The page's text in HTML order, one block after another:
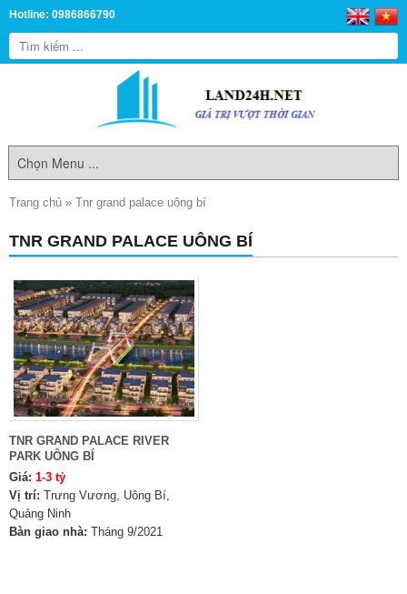
Hotline: 0986866790
Trang chủ » Tnr grand palace uông bí
TNR GRAND PALACE UÔNG BÍ
TNR GRAND PALACE RIVER
PARK UÔNG BÍ
Giá: 1-3 tỷ
Vị trí: Trưng Vương, Uông Bí,
Quảng Ninh
Bàn giao nhà: Tháng 9/2021